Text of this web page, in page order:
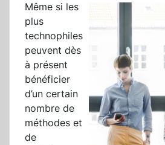
Même si les
plus
technophiles
peuvent dès
à présent
bénéficier
d’un certain
nombre de
méthodes et
de